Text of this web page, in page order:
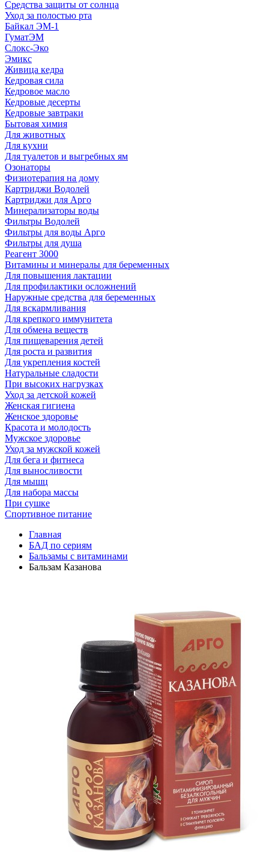
Средства защиты от солнца
Уход за полостью рта
Байкал ЭМ-1
ГуматЭМ
Слокс-Эко
Эмикс
Живица кедра
Кедровая сила
Кедровое масло
Кедровые десерты
Кедровые завтраки
Бытовая химия
Для животных
Для кухни
Для туалетов и выгребных ям
Озонаторы
Физиотерапия на дому
Картриджи Водолей
Картриджи для Арго
Минерализаторы воды
Фильтры Водолей
Фильтры для воды Арго
Фильтры для душа
Реагент 3000
Витамины и минералы для беременных
Для повышения лактации
Для профилактики осложнений
Наружные средства для беременных
Для вскармливания
Для крепкого иммунитета
Для обмена веществ
Для пищеварения детей
Для роста и развития
Для укрепления костей
Натуральные сладости
При высоких нагрузках
Уход за детской кожей
Женская гигиена
Женское здоровье
Красота и молодость
Мужское здоровье
Уход за мужской кожей
Для бега и фитнеса
Для выносливости
Для мышц
Для набора массы
При сушке
Спортивное питание
Главная
БАД по сериям
Бальзамы с витаминами
Бальзам Казанова